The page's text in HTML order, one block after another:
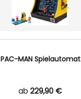
PAC-MAN Spielautomat
ab 229,90 €